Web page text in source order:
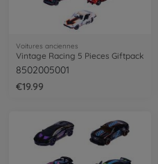
Voitures anciennes
Vintage Racing 5 Pieces Giftpack
8502005001
€19.99